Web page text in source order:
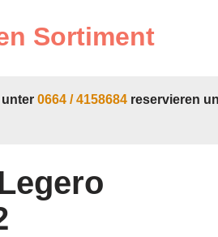
Sortiment
0664 / 4158684 reservieren